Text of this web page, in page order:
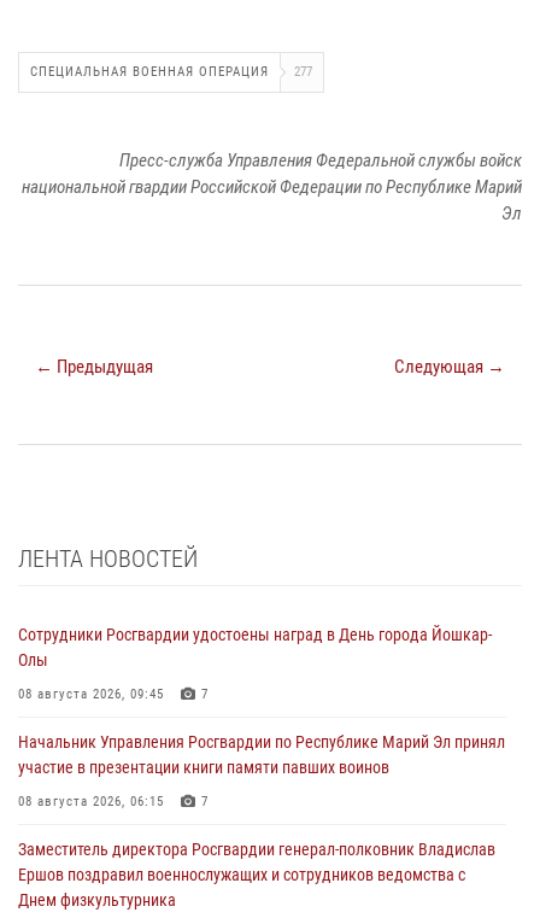
СПЕЦИАЛЬНАЯ ВОЕННАЯ ОПЕРАЦИЯ 277
Пресс-служба Управления Федеральной службы войск
национальной гвардии Российской Федерации по Республике Марий
Эл
← Предыдущая Следующая →
ЛЕНТА НОВОСТЕЙ
Сотрудники Росгвардии удостоены наград в День города Йошкар-
Олы
08 августа 2026, 09:45 7
Начальник Управления Росгвардии по Республике Марий Эл принял
участие в презентации книги памяти павших воинов
08 августа 2026, 06:15 7
Заместитель директора Росгвардии генерал-полковник Владислав
Ершов поздравил военнослужащих и сотрудников ведомства с
Днем физкультурника